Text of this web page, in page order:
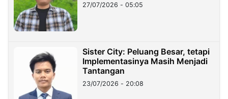
27/07/2026 - 05:05
Sister City: Peluang Besar, tetapi
Implementasinya Masih Menjadi
Tantangan
23/07/2026 - 20:08